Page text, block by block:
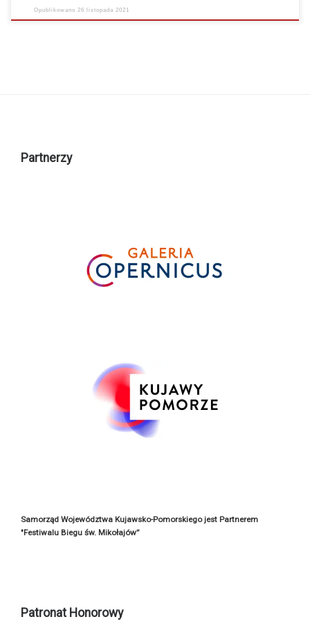
Opublikowano 26 listopada 2021
Partnerzy
Samorząd Województwa Kujawsko-Pomorskiego jest Partnerem
"Festiwalu Biegu św. Mikołajów”
Patronat Honorowy